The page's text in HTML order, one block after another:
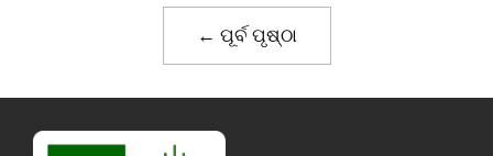
← ପୂର୍ବ ପୃଷ୍ଠା